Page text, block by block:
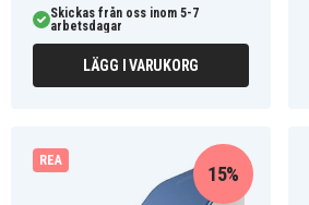
Skickas från oss inom 5-7
arbetsdagar
LÄGG I VARUKORG
REA
15%